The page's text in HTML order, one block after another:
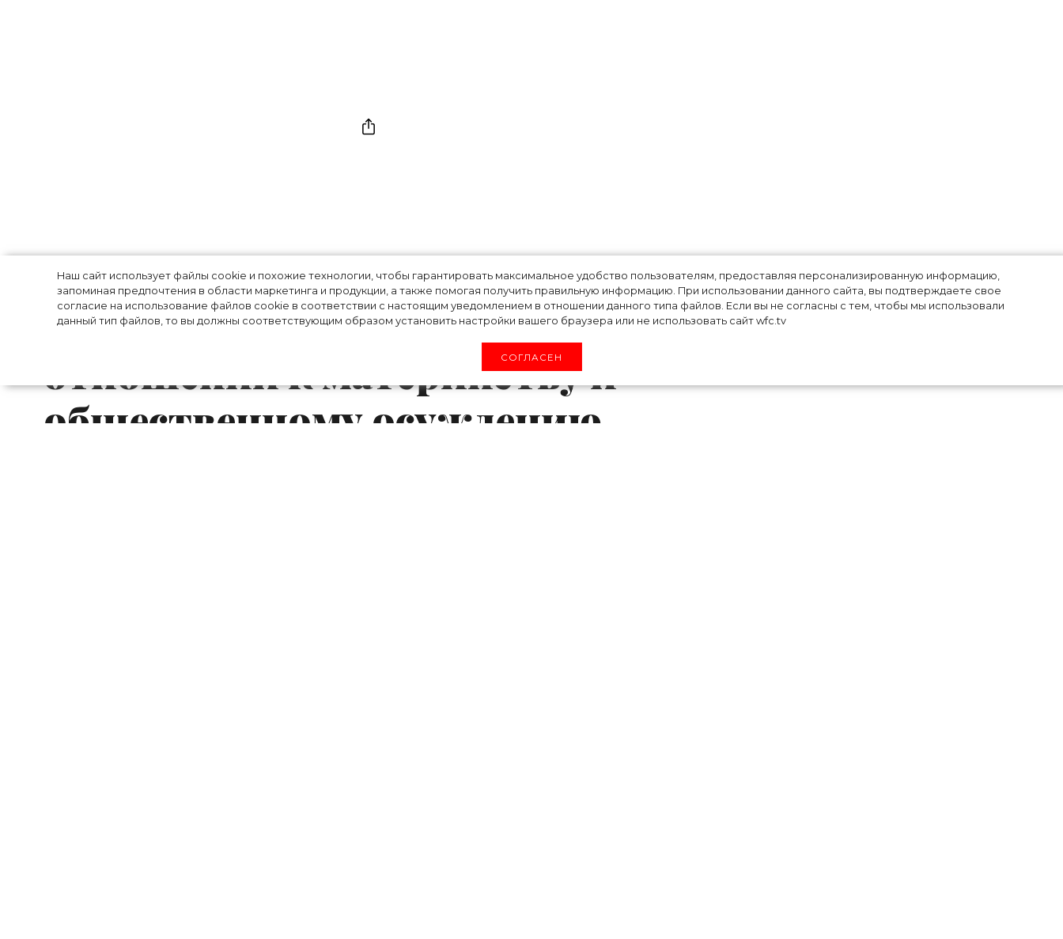
Наш сайт использует файлы cookie и похожие технологии, чтобы гарантировать максимальное удобство пользователям, предоставляя персонализированную информацию,
запоминая предпочтения в области маркетинга и продукции, а также помогая получить правильную информацию. При использовании данного сайта, вы подтверждаете свое
согласие на использование файлов cookie в соответствии с настоящим уведомлением в отношении данного типа файлов. Если вы не согласны с тем, чтобы мы использовали
данный тип файлов, то вы должны соответствующим образом установить настройки вашего браузера или не использовать сайт wfc.tv
СОГЛАСЕН
«Меня это оскорбляет»: Зои
Кравиц рассказала о своем
отношении к материнству и
общественному осуждению